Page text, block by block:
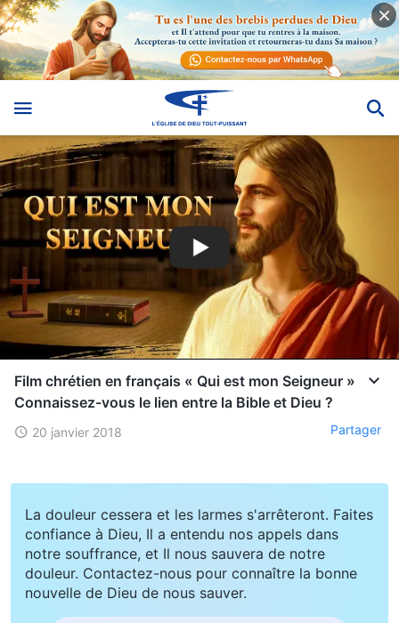
Film chrétien en français « Qui est mon Seigneur »
Connaissez-vous le lien entre la Bible et Dieu ?
20 janvier 2018 Partager
La douleur cessera et les larmes s'arrêteront. Faites
confiance à Dieu, Il a entendu nos appels dans
notre souffrance, et Il nous sauvera de notre
douleur. Contactez-nous pour connaître la bonne
nouvelle de Dieu de nous sauver.